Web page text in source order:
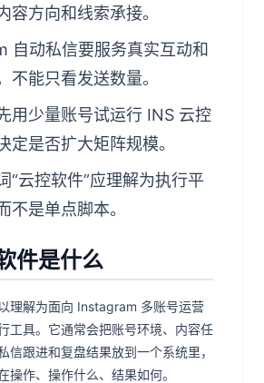
容方向和线索承接。
自动私信要服务真实互动和
不能只看发送数量。
用少量账号试运行 INS 云控
定是否扩大矩阵规模。
“云控软件”应理解为执行平
不是单点脚本。
件是什么
理解为面向 Instagram 多账号运营
工具。它通常会把账号环境、内容任
信跟进和复盘结果放到一个系统里，
操作、操作什么、结果如何。